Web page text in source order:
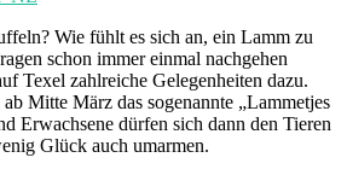
Wie fühlt es sich an, ein Lamm zu
schon immer einmal nachgehen
Texel zahlreiche Gelegenheiten dazu.
Mitte März das sogenannte „Lammetjes
Erwachsene dürfen sich dann den Tieren
Glück auch umarmen.